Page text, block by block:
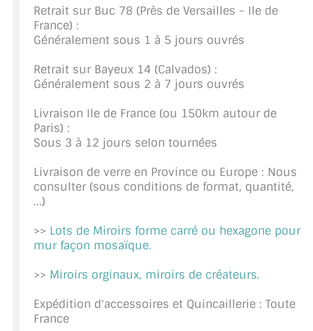
ACCESSOIRES EN PROMOTIONS
NUANCIER RAL
COMMENT COUPER DU VERRE ?
CONSEILS / AIDE
A PROPOS DE LA LIVRAISON
COMPTE PRO
MON PANIER
PLAN DU SITE
DÉCONNEXION
Retrait sur Buc 78 (Près de Versailles - Ile de
France) :
Généralement sous 1 à 5 jours ouvrés
Retrait sur Bayeux 14 (Calvados) :
Généralement sous 2 à 7 jours ouvrés
Livraison Ile de France (ou 150km autour de
Paris) :
Sous 3 à 12 jours selon tournées
Livraison de verre en Province ou Europe : Nous
consulter (sous conditions de format, quantité,
...)
>> Lots de Miroirs forme carré ou hexagone pour
mur façon mosaïque.
>> Miroirs orginaux, miroirs de créateurs.
Expédition d'accessoires et Quincaillerie : Toute
France